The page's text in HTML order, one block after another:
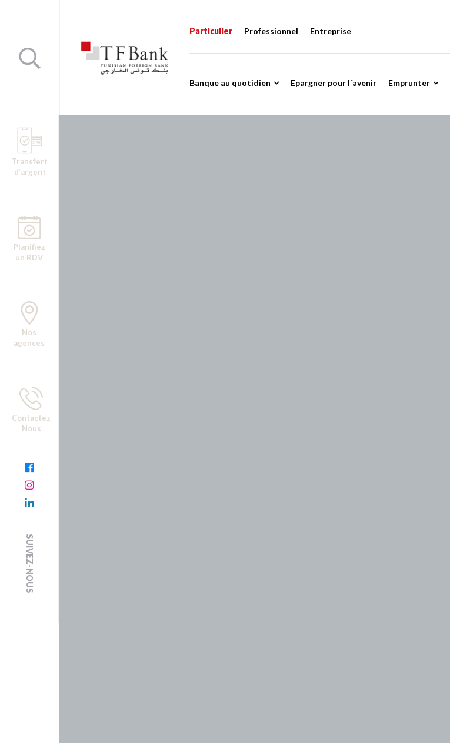
Particulier Professionnel Entreprise
Banque au quotidien Epargner pour l´avenir Emprunter
Transfert
d’argent
Planifiez
un RDV
Nos
agences
Contactez
Nous
SUIVEZ-NOUS